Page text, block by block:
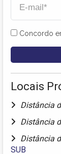
Concordo
Locais
Distância
Distância
Distância
SUB